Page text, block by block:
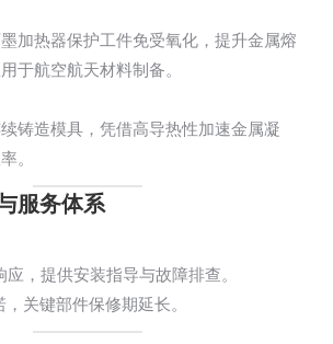
加热器保护工件免受氧化，提升金属熔
于航空航天材料制备。
铸造模具，凭借高导热性加速金属凝
。
服务体系
，提供安装指导与故障排查。
关键部件保修期延长。